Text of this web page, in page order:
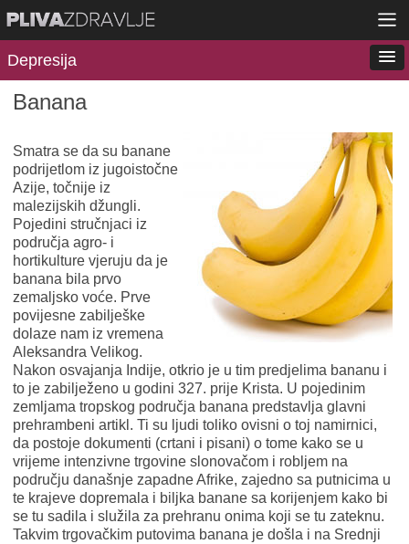
Depresija
Banana
Smatra se da su banane
podrijetlom iz jugoistočne
Azije, točnije iz
malezijskih džungli.
Pojedini stručnjaci iz
područja agro- i
hortikulture vjeruju da je
banana bila prvo
zemaljsko voće. Prve
povijesne zabilješke
dolaze nam iz vremena
Aleksandra Velikog.
Nakon osvajanja Indije, otkrio je u tim predjelima bananu i
to je zabilježeno u godini 327. prije Krista. U pojedinim
zemljama tropskog područja banana predstavlja glavni
prehrambeni artikl. Ti su ljudi toliko ovisni o toj namirnici,
da postoje dokumenti (crtani i pisani) o tome kako se u
vrijeme intenzivne trgovine slonovačom i robljem na
području današnje zapadne Afrike, zajedno sa putnicima u
te krajeve dopremala i biljka banane sa korijenjem kako bi
se tu sadila i služila za prehranu onima koji se tu zateknu.
Takvim trgovačkim putovima banana je došla i na Srednji